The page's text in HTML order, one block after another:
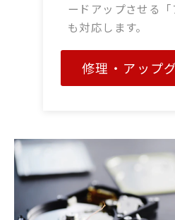
ードアップさせる
も対応します。
修理・アップ